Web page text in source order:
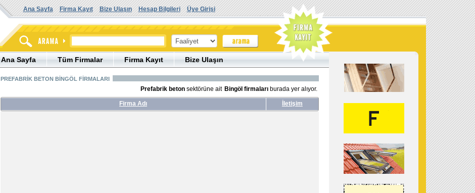
Ana Sayfa Firma Kayıt Bize Ulaşın Hesap Bilgileri Üye Girişi
Ana Sayfa Tüm Firmalar Firma Kayıt Bize Ulaşın
PREFABRİK BETON BİNGÖL FİRMALARI
Prefabrik beton sektörüne ait Bingöl firmaları burada yer alıyor.
Firma Adı İletişim